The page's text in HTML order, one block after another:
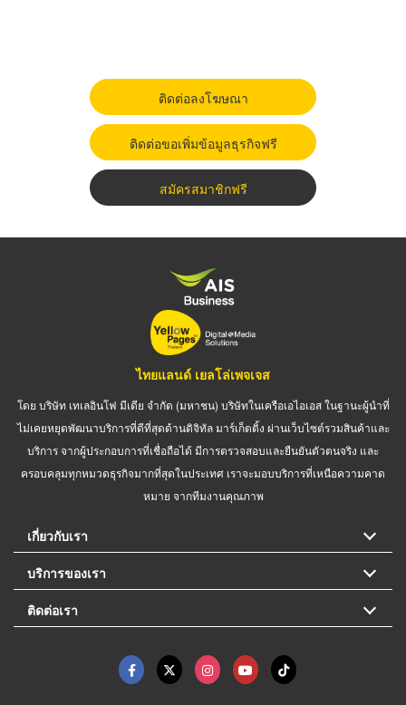
ติดต่อลงโฆษณา
ติดต่อขอเพิ่มข้อมูลธุรกิจฟรี
สมัครสมาชิกฟรี
ไทยแลนด์ เยลโล่เพจเจส
โดย บริษัท เทเลอินโฟ มีเดีย จำกัด (มหาชน) บริษัทในเครือเอไอเอส ในฐานะผู้นำที่
ไม่เคยหยุดพัฒนาบริการที่ดีที่สุดด้านดิจิทัล มาร์เก็ตติ้ง ผ่านเว็บไซต์รวมสินค้าและ
บริการ จากผู้ประกอบการที่เชื่อถือได้ มีการตรวจสอบและยืนยันตัวตนจริง และ
ครอบคลุมทุกหมวดธุรกิจมากที่สุดในประเทศ เราจะมอบบริการที่เหนือความคาด
หมาย จากทีมงานคุณภาพ
เกี่ยวกับเรา
บริการของเรา
ติดต่อเรา